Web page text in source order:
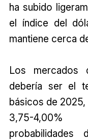
ha subido
el índice del
mantiene cerca
Los mercados
debería ser el
básicos de
3,75-